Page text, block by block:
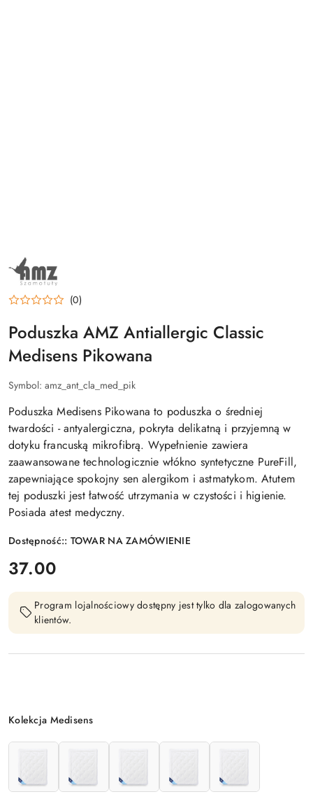
NAZWA
PRODUCENTA:
AMZ
(0)
Poduszka AMZ Antiallergic Classic
Medisens Pikowana
Symbol: amz_ant_cla_med_pik
Poduszka Medisens Pikowana to poduszka o średniej
twardości - antyalergiczna, pokryta delikatną i przyjemną w
dotyku francuską mikrofibrą. Wypełnienie zawiera
zaawansowane technologicznie włókno syntetyczne PureFill,
zapewniające spokojny sen alergikom i astmatykom. Atutem
tej poduszki jest łatwość utrzymania w czystości i higienie.
Posiada atest medyczny.
Dostępność:: TOWAR NA ZAMÓWIENIE
cena:
37.00
Program lojalnościowy dostępny jest tylko dla zalogowanych
klientów.
Wariant
Kolekcja Medisens